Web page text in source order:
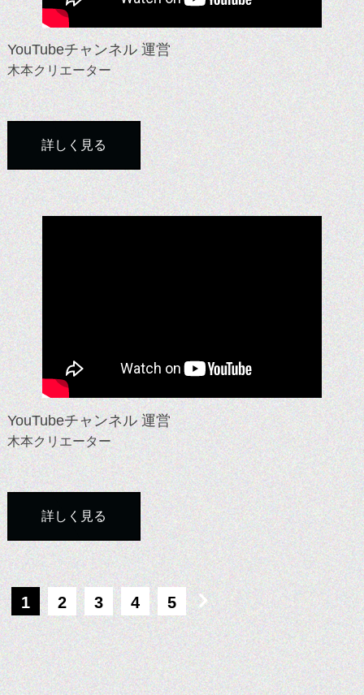
YouTubeチャンネル 運営
木本クリエーター
詳しく見る
YouTubeチャンネル 運営
木本クリエーター
詳しく見る
1 2 3 4 5